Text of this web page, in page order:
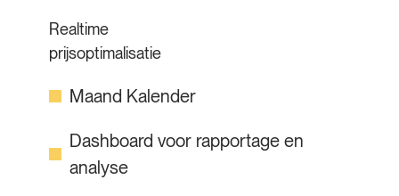
Realtime
prijsoptimalisatie
Maand Kalender
Dashboard voor rapportage en
analyse